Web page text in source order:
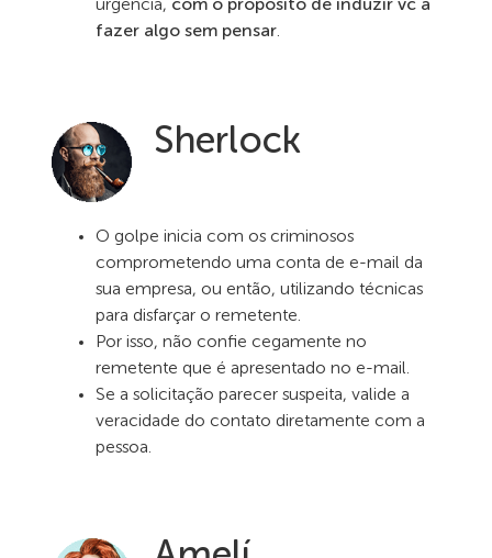
urgência, com o propósito de induzir vc a
fazer algo sem pensar.
Sherlock
O golpe inicia com os criminosos
comprometendo uma conta de e-mail da
sua empresa, ou então, utilizando técnicas
para disfarçar o remetente.
Por isso, não confie cegamente no
remetente que é apresentado no e-mail.
Se a solicitação parecer suspeita, valide a
veracidade do contato diretamente com a
pessoa.